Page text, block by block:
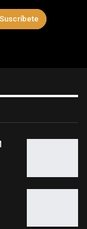
Suscríbete